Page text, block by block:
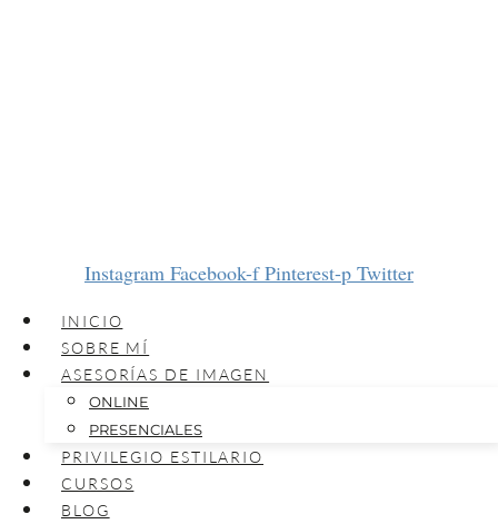
Instagram Facebook-f Pinterest-p Twitter
INICIO
SOBRE MÍ
ASESORÍAS DE IMAGEN
ONLINE
PRESENCIALES
PRIVILEGIO ESTILARIO
CURSOS
BLOG